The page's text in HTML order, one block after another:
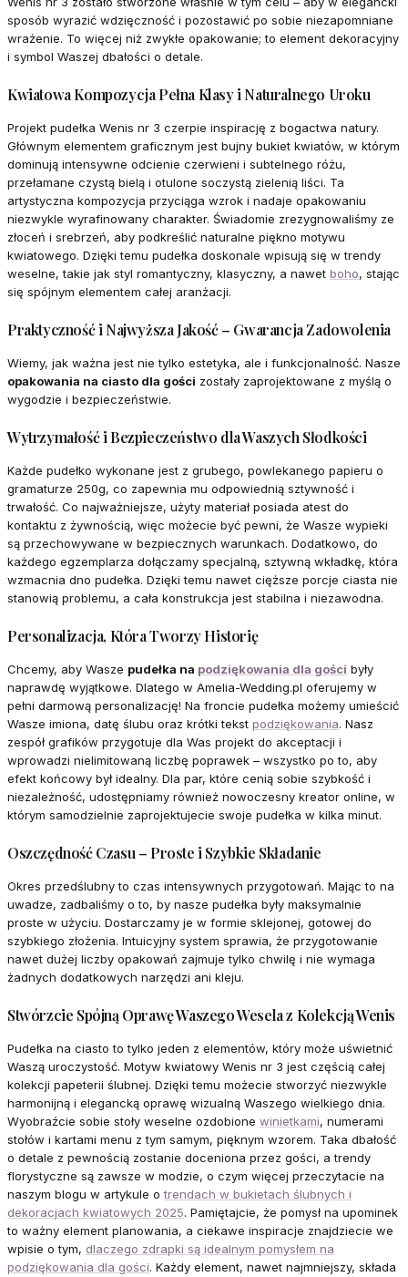
sposób wyrazić wdzięczność i pozostawić po sobie niezapomniane
wrażenie. To więcej niż zwykłe opakowanie; to element dekoracyjny
i symbol Waszej dbałości o detale.
Kwiatowa Kompozycja Pełna Klasy i Naturalnego Uroku
Projekt pudełka Wenis nr 3 czerpie inspirację z bogactwa natury.
Głównym elementem graficznym jest bujny bukiet kwiatów, w którym
dominują intensywne odcienie czerwieni i subtelnego różu,
przełamane czystą bielą i otulone soczystą zielenią liści. Ta
artystyczna kompozycja przyciąga wzrok i nadaje opakowaniu
niezwykle wyrafinowany charakter. Świadomie zrezygnowaliśmy ze
złoceń i srebrzeń, aby podkreślić naturalne piękno motywu
kwiatowego. Dzięki temu pudełka doskonale wpisują się w trendy
weselne, takie jak styl romantyczny, klasyczny, a nawet boho, stając
się spójnym elementem całej aranżacji.
Praktyczność i Najwyższa Jakość – Gwarancja Zadowolenia
Wiemy, jak ważna jest nie tylko estetyka, ale i funkcjonalność. Nasze
opakowania na ciasto dla gości zostały zaprojektowane z myślą o
wygodzie i bezpieczeństwie.
Wytrzymałość i Bezpieczeństwo dla Waszych Słodkości
Każde pudełko wykonane jest z grubego, powlekanego papieru o
gramaturze 250g, co zapewnia mu odpowiednią sztywność i
trwałość. Co najważniejsze, użyty materiał posiada atest do
kontaktu z żywnością, więc możecie być pewni, że Wasze wypieki
są przechowywane w bezpiecznych warunkach. Dodatkowo, do
każdego egzemplarza dołączamy specjalną, sztywną wkładkę, która
wzmacnia dno pudełka. Dzięki temu nawet cięższe porcje ciasta nie
stanowią problemu, a cała konstrukcja jest stabilna i niezawodna.
Personalizacja, Która Tworzy Historię
Chcemy, aby Wasze pudełka na podziękowania dla gości były
naprawdę wyjątkowe. Dlatego w Amelia-Wedding.pl oferujemy w
pełni darmową personalizację! Na froncie pudełka możemy umieścić
Wasze imiona, datę ślubu oraz krótki tekst podziękowania. Nasz
zespół grafików przygotuje dla Was projekt do akceptacji i
wprowadzi nielimitowaną liczbę poprawek – wszystko po to, aby
efekt końcowy był idealny. Dla par, które cenią sobie szybkość i
niezależność, udostępniamy również nowoczesny kreator online, w
którym samodzielnie zaprojektujecie swoje pudełka w kilka minut.
Oszczędność Czasu – Proste i Szybkie Składanie
Okres przedślubny to czas intensywnych przygotowań. Mając to na
uwadze, zadbaliśmy o to, by nasze pudełka były maksymalnie
proste w użyciu. Dostarczamy je w formie sklejonej, gotowej do
szybkiego złożenia. Intuicyjny system sprawia, że przygotowanie
nawet dużej liczby opakowań zajmuje tylko chwilę i nie wymaga
żadnych dodatkowych narzędzi ani kleju.
Stwórzcie Spójną Oprawę Waszego Wesela z Kolekcją Wenis
Pudełka na ciasto to tylko jeden z elementów, który może uświetnić
Waszą uroczystość. Motyw kwiatowy Wenis nr 3 jest częścią całej
kolekcji papeterii ślubnej. Dzięki temu możecie stworzyć niezwykle
harmonijną i elegancką oprawę wizualną Waszego wielkiego dnia.
Wyobraźcie sobie stoły weselne ozdobione winietkami, numerami
stołów i kartami menu z tym samym, pięknym wzorem. Taka dbałość
o detale z pewnością zostanie doceniona przez gości, a trendy
florystyczne są zawsze w modzie, o czym więcej przeczytacie na
naszym blogu w artykule otrendach w bukietach ślubnych i
dekoracjach kwiatowych 2025. Pamiętajcie, że pomysł na upominek
to ważny element planowania, a ciekawe inspiracje znajdziecie we
wpisie o tym, dlaczego zdrapki są idealnym pomysłem na
podziękowania dla gości. Każdy element, nawet najmniejszy, składa